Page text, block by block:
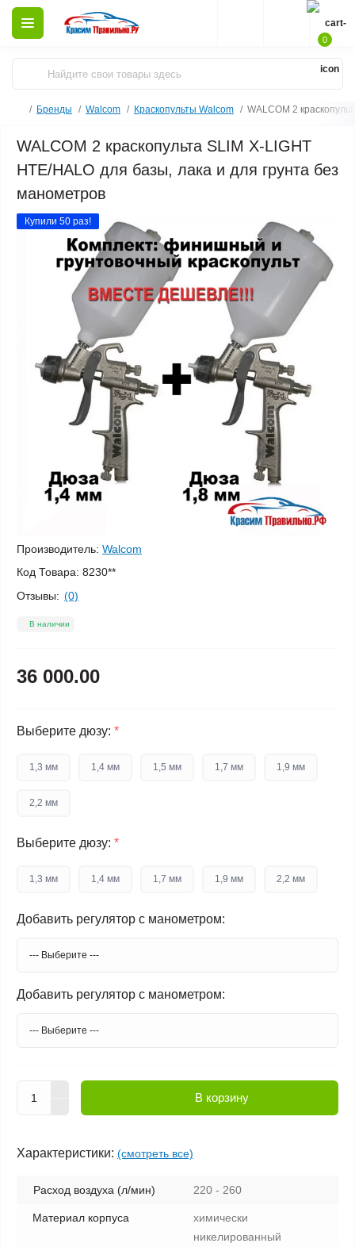
0
Бренды Walcom Краскопульты Walcom WALCOM 2
WALCOM 2 краскопульта SLIM X-LIGHT
HTE/HALO для базы, лака и для грунта без
манометров
Купили 50 раз!
Производитель: Walcom
Код Товара: 8230**
Отзывы: (0)
В наличии
36 000.00
Выберите дюзу: *
1,3 мм 1,4 мм 1,5 мм 1,7 мм 1,9 мм
2,2 мм
Выберите дюзу: *
1,3 мм 1,4 мм 1,7 мм 1,9 мм 2,2 мм
Добавить регулятор с манометром:
Добавить регулятор с манометром:
В корзину
Характеристики: (смотреть все)
Расход воздуха (л/мин) 220 - 260
Материал корпуса
химически
никелированный